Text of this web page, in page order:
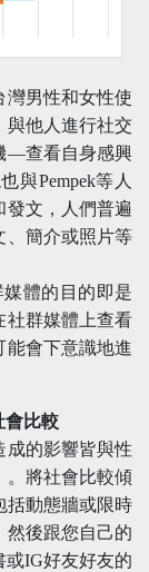
灣男性和女性使
與他人進行社交
—查看自身感興
與Pempek等人
發文，人們普遍
、簡介或照片等
媒體的目的即是
社群媒體上查看
能會下意識地進
會比較
成的影響皆與性
。將社會比較傾
括動態牆或限時
然後跟您自己的
IG好友好友的